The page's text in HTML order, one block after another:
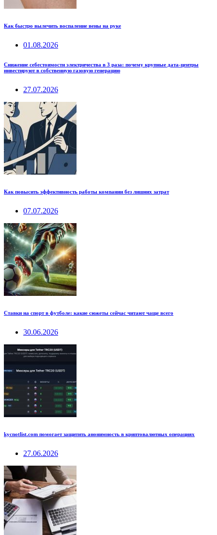
Как быстро вылечить воспаление вены на руке
01.08.2026
Снижение себестоимости электричества в 3 раза: почему крупные дата-центры
инвестируют в собственную газовую генерацию
27.07.2026
Как повысить эффективность работы компании без лишних затрат
07.07.2026
Ставки на спорт в футболе: какие сюжеты сейчас читают чаще всего
30.06.2026
kycnotlist.com помогает защитить анонимность в криптовалютных операциях
27.06.2026